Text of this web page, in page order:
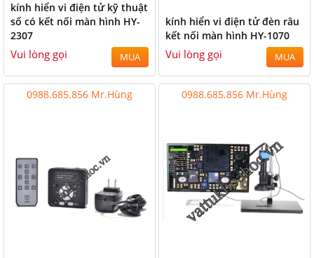
kính hiển vi điện tử kỹ thuật
số có kết nối màn hình HY-
2307
Vui lòng gọi MUA
kính hiển vi điện tử đèn râu
kết nối màn hình HY-1070
Vui lòng gọi MUA
0988.685.856 Mr.Hùng 0988.685.856 Mr.Hùng